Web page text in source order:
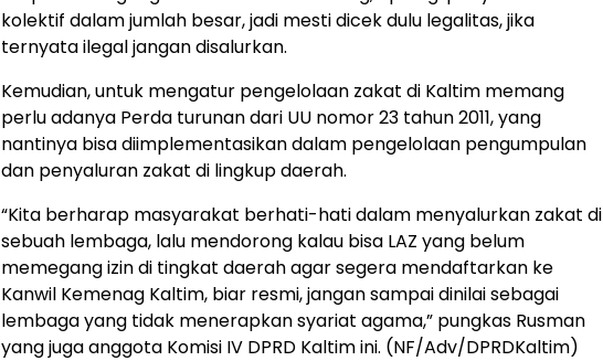
kolektif dalam jumlah besar, jadi mesti dicek dulu legalitas, jika
ternyata ilegal jangan disalurkan.
Kemudian, untuk mengatur pengelolaan zakat di Kaltim memang
perlu adanya Perda turunan dari UU nomor 23 tahun 2011, yang
nantinya bisa diimplementasikan dalam pengelolaan pengumpulan
dan penyaluran zakat di lingkup daerah.
“Kita berharap masyarakat berhati-hati dalam menyalurkan zakat di
sebuah lembaga, lalu mendorong kalau bisa LAZ yang belum
memegang izin di tingkat daerah agar segera mendaftarkan ke
Kanwil Kemenag Kaltim, biar resmi, jangan sampai dinilai sebagai
lembaga yang tidak menerapkan syariat agama,” pungkas Rusman
yang juga anggota Komisi IV DPRD Kaltim ini. (NF/Adv/DPRDKaltim)